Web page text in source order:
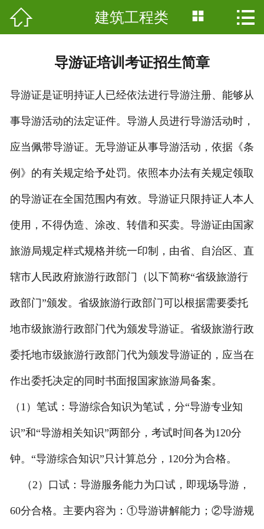
 首页
联系我们
 建筑工程类  
导游证培训考证招生简章
导游证是证明持证人已经依法进行导游注册、能够从
事导游活动的法定证件。导游人员进行导游活动时，
应当佩带导游证。无导游证从事导游活动，依据《条
例》的有关规定给予处罚。依照本办法有关规定领取
的导游证在全国范围内有效。导游证只限持证人本人
使用，不得伪造、涂改、转借和买卖。导游证由国家
旅游局规定样式规格并统一印制，由省、自治区、直
辖市人民政府旅游行政部门（以下简称“省级旅游行
政部门”颁发。省级旅游行政部门可以根据需要委托
地市级旅游行政部门代为颁发导游证。省级旅游行政
委托地市级旅游行政部门代为颁发导游证的，应当在
作出委托决定的同时书面报国家旅游局备案。
（1）笔试：导游综合知识为笔试，分“导游专业知
识”和“导游相关知识”两部分，考试时间各为120分
钟。“导游综合知识”只计算总分，120分为合格。
（2）口试：导游服务能力为口试，即现场导游，
60分合格。主要内容为：①导游讲解能力；②导游规
AI智能助手
您好，我是智能助
手易小丽，很高兴
化